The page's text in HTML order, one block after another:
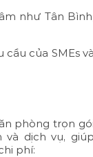
như Tân
của SMEs
phòng trọn
dịch vụ,
phí: